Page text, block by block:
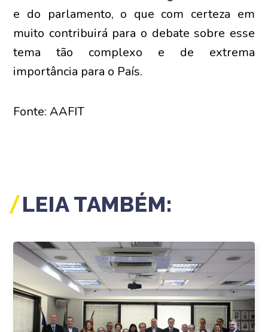
e do parlamento, o que com certeza em
muito contribuirá para o debate sobre esse
tema tão complexo e de extrema
importância para o País.
Fonte: AAFIT
LEIA TAMBÉM: